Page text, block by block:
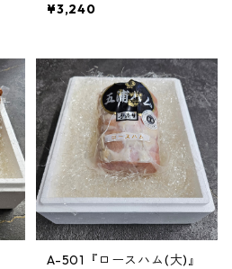
¥3,240
A-501『ロースハム(大)』